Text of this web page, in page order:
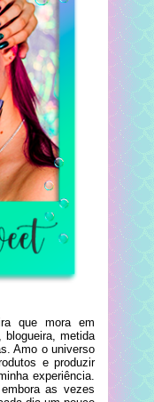
que mora em
blogueira, metida
Amo o universo
e produzir
experiência.
as vezes